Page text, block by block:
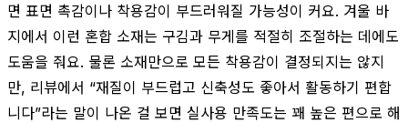
면 표면 촉감이나 착용감이 부드러워질 가능성이 커요. 겨울 바
지에서 이런 혼합 소재는 구김과 무게를 적절히 조절하는 데에도
도움을 줘요. 물론 소재만으로 모든 착용감이 결정되지는 않지
만, 리뷰에서 “재질이 부드럽고 신축성도 좋아서 활동하기 편합
니다”라는 말이 나온 걸 보면 실사용 만족도는 꽤 높은 편으로 해